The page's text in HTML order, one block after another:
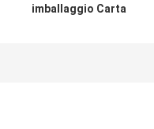
imballaggio Carta